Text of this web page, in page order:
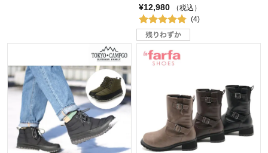
¥12,980
（税込）
(4)